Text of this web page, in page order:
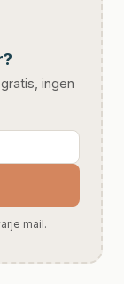
ingen
mail.